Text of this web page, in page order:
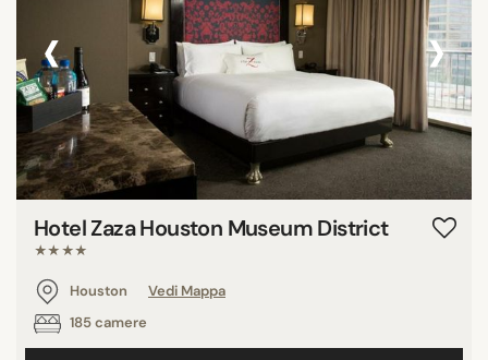
‹ ›
Hotel Zaza Houston Museum District
★★★★
Houston
Vedi Mappa
185 camere